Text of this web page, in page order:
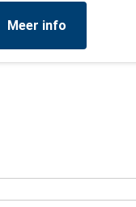
Meer info